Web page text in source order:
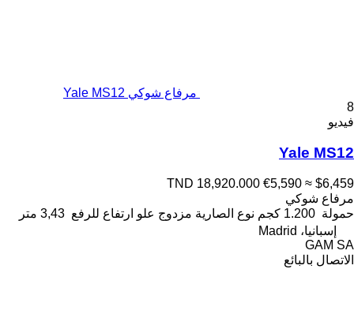
مرفاع شوكي Yale MS12
8
فيديو
Yale MS12
TND 18,920.000 €5,590 ≈ $6,459
مرفاع شوكي
حمولة 1.200 كجم نوع الصارية مزدوج علو ارتفاع للرفع 3,43 متر
إسبانيا، Madrid
GAM SA
الاتصال بالبائع